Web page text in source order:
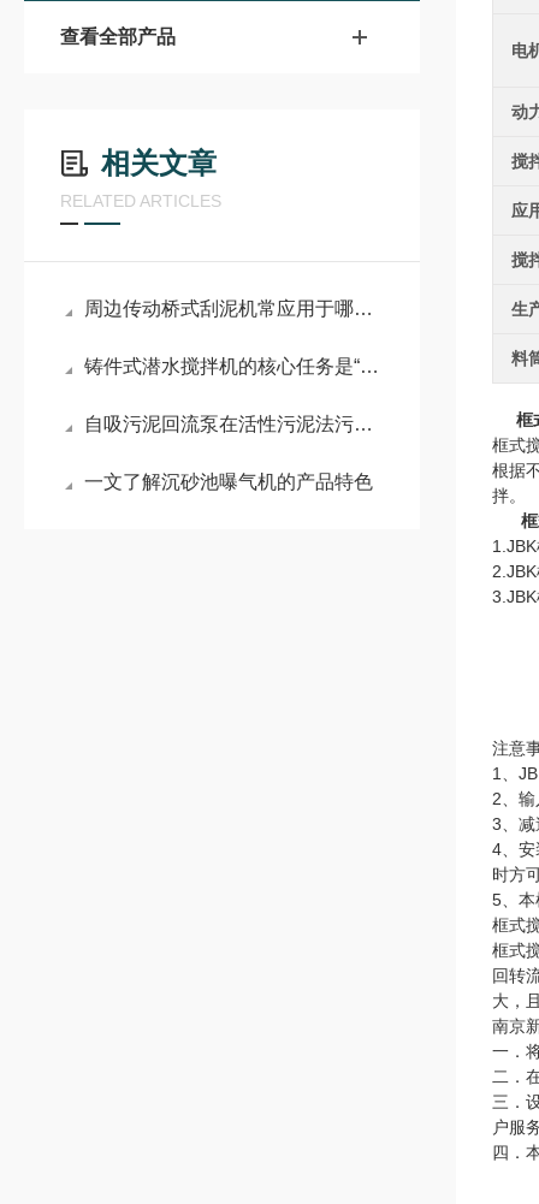
查看全部产品
相关文章
RELATED ARTICLES
周边传动桥式刮泥机常应用于哪些场景？
铸件式潜水搅拌机的核心任务是“搅动水流”
自吸污泥回流泵在活性污泥法污水处理工艺中的作用
一文了解沉砂池曝气机的产品特色
电
动
搅
应
搅
生
料
框
框式
根据
拌。
注意
1、
2、
3、减
4、
时方
5、本
框式
框式
回转
大，
南京
一．
二．
三．
户服
四．